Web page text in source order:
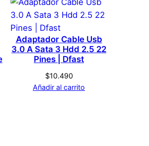
hacer una valoración.Acceder
Adaptador Cable Usb
3.0 A Sata 3 Hdd 2.5 22
Pines | Dfast
$10.490
Añadir al carrito